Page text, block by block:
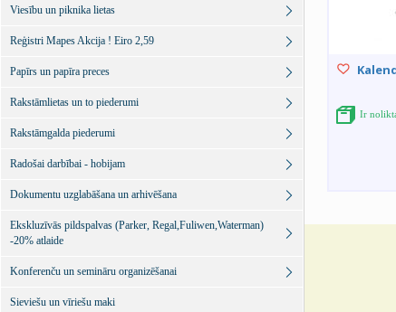
Ir
Viesību un piknika lietas
Reģistri Mapes Akcija ! Eiro 2,59
Papīrs un papīra preces
Rakstāmlietas un to piederumi
Rakstāmgalda piederumi
Radošai darbībai - hobijam
Dokumentu uzglabāšana un arhivēšana
Ekskluzīvās pildspalvas (Parker, Regal,Fuliwen,Waterman)
-20% atlaide
Konferenču un semināru organizēšanai
Sieviešu un vīriešu maki